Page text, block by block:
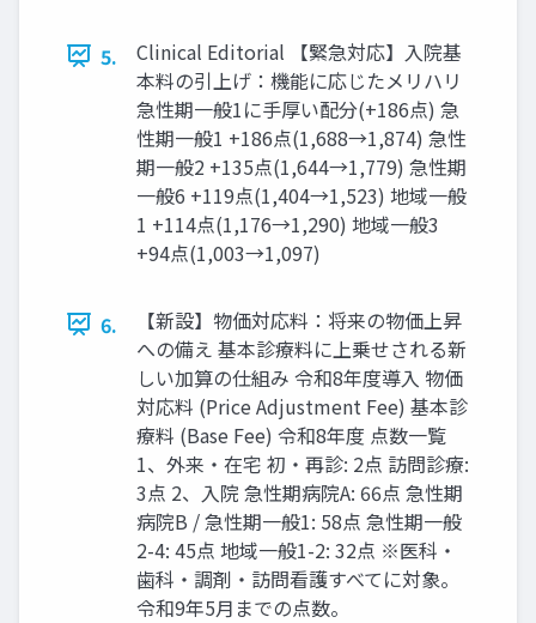
5.
Clinical Editorial 【緊急対応】入院基
本料の引上げ：機能に応じたメリハリ
急性期一般1に手厚い配分(+186点) 急
性期一般1 +186点(1,688→1,874) 急性
期一般2 +135点(1,644→1,779) 急性期
一般6 +119点(1,404→1,523) 地域一般
1 +114点(1,176→1,290) 地域一般3
+94点(1,003→1,097)
6.
【新設】物価対応料：将来の物価上昇
への備え 基本診療料に上乗せされる新
しい加算の仕組み 令和8年度導入 物価
対応料 (Price Adjustment Fee) 基本診
療料 (Base Fee) 令和8年度 点数一覧
1、外来・在宅 初・再診: 2点 訪問診療:
3点 2、入院 急性期病院A: 66点 急性期
病院B / 急性期一般1: 58点 急性期一般
2-4: 45点 地域一般1-2: 32点 ※医科・
歯科・調剤・訪問看護すべてに対象。
令和9年5月までの点数。